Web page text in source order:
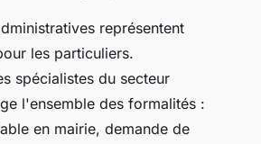
représentent
les particuliers.
spécialistes du secteur
l'ensemble des formalités :
en mairie, demande de